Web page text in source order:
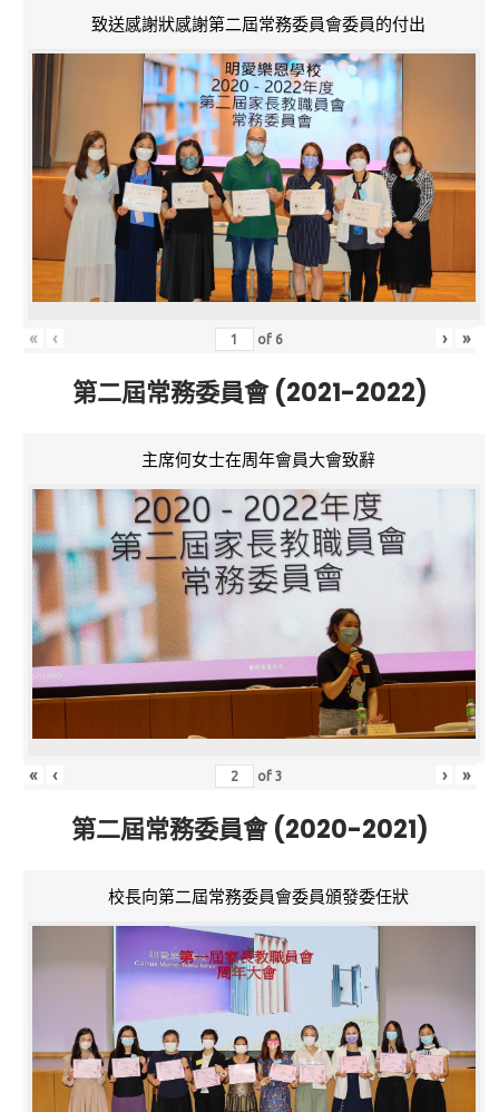
致送感謝狀感謝第二屆常務委員會委員的付出
« ‹ of 6 › »
第二屆常務委員會 (2021-2022)
主席何女士在周年會員大會致辭
« ‹ of3 › »
第二屆常務委員會 (2020-2021)
校長向第二屆常務委員會委員頒發委任狀